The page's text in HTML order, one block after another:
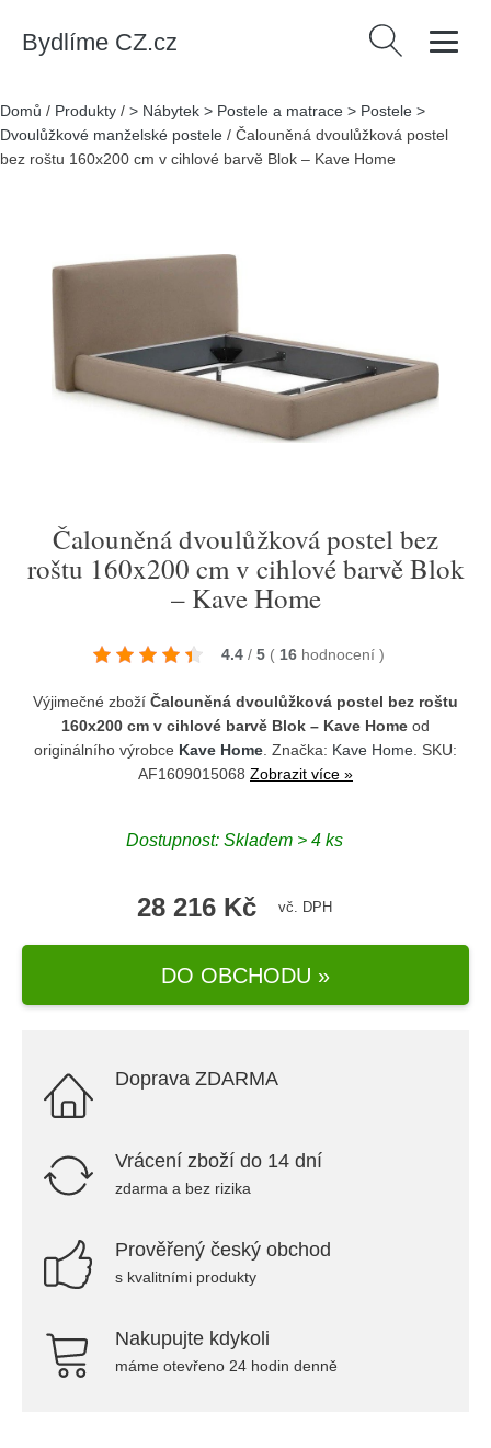
Bydlíme CZ.cz Vyhledávání
Domů / Produkty / > Nábytek > Postele a matrace > Postele >
Dvoulůžkové manželské postele / Čalouněná dvoulůžková postel
bez roštu 160x200 cm v cihlové barvě Blok – Kave Home
Čalouněná dvoulůžková postel bez
roštu 160x200 cm v cihlové barvě Blok
– Kave Home
4.4 / 5 ( 16 hodnocení )
Výjimečné zboží Čalouněná dvoulůžková postel bez roštu
160x200 cm v cihlové barvě Blok – Kave Home od
originálního výrobce Kave Home . Značka: Kave Home . SKU:
AF1609015068 Zobrazit více »
Dostupnost: Skladem > 4 ks
28 216 Kč vč. DPH
DO OBCHODU »
Doprava ZDARMA
Vrácení zboží do 14 dní
zdarma a bez rizika
Prověřený český obchod
s kvalitními produkty
Nakupujte kdykoli
máme otevřeno 24 hodin denně